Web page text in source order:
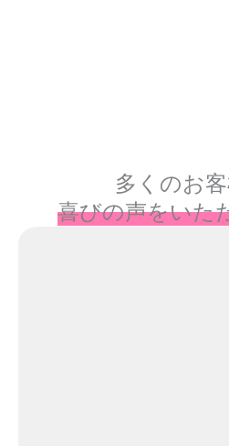
多くのお
喜びの声をいた